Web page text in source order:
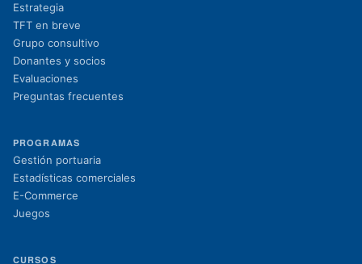
Estrategia
TFT en breve
Grupo consultivo
Donantes y socios
Evaluaciones
Preguntas frecuentes
PROGRAMAS
Gestión portuaria
Estadísticas comerciales
E-Commerce
Juegos
CURSOS